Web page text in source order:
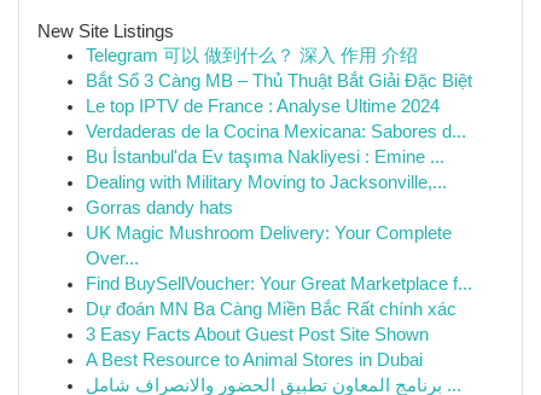
New Site Listings
Telegram 可以 做到什么？ 深入 作用 介绍
Bắt Sổ 3 Càng MB – Thủ Thuật Bắt Giải Đặc Biệt
Le top IPTV de France : Analyse Ultime 2024
Verdaderas de la Cocina Mexicana: Sabores d...
Bu İstanbul'da Ev taşıma Nakliyesi : Emine ...
Dealing with Military Moving to Jacksonville,...
Gorras dandy hats
UK Magic Mushroom Delivery: Your Complete
Over...
Find BuySellVoucher: Your Great Marketplace f...
Dự đoán MN Ba Càng Miền Bắc Rất chính xác
3 Easy Facts About Guest Post Site Shown
A Best Resource to Animal Stores in Dubai
برنامج المعاون تطبيق الحضور والانصراف شامل ...